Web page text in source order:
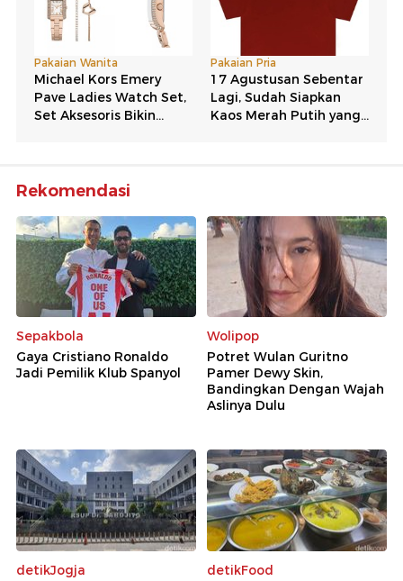
Rekomendasi
Sepakbola
Gaya Cristiano Ronaldo
Jadi Pemilik Klub Spanyol
Wolipop
Potret Wulan Guritno
Pamer Dewy Skin,
Bandingkan Dengan Wajah
Aslinya Dulu
detikJogja
detikFood